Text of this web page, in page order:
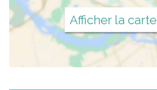
Afficher la carte